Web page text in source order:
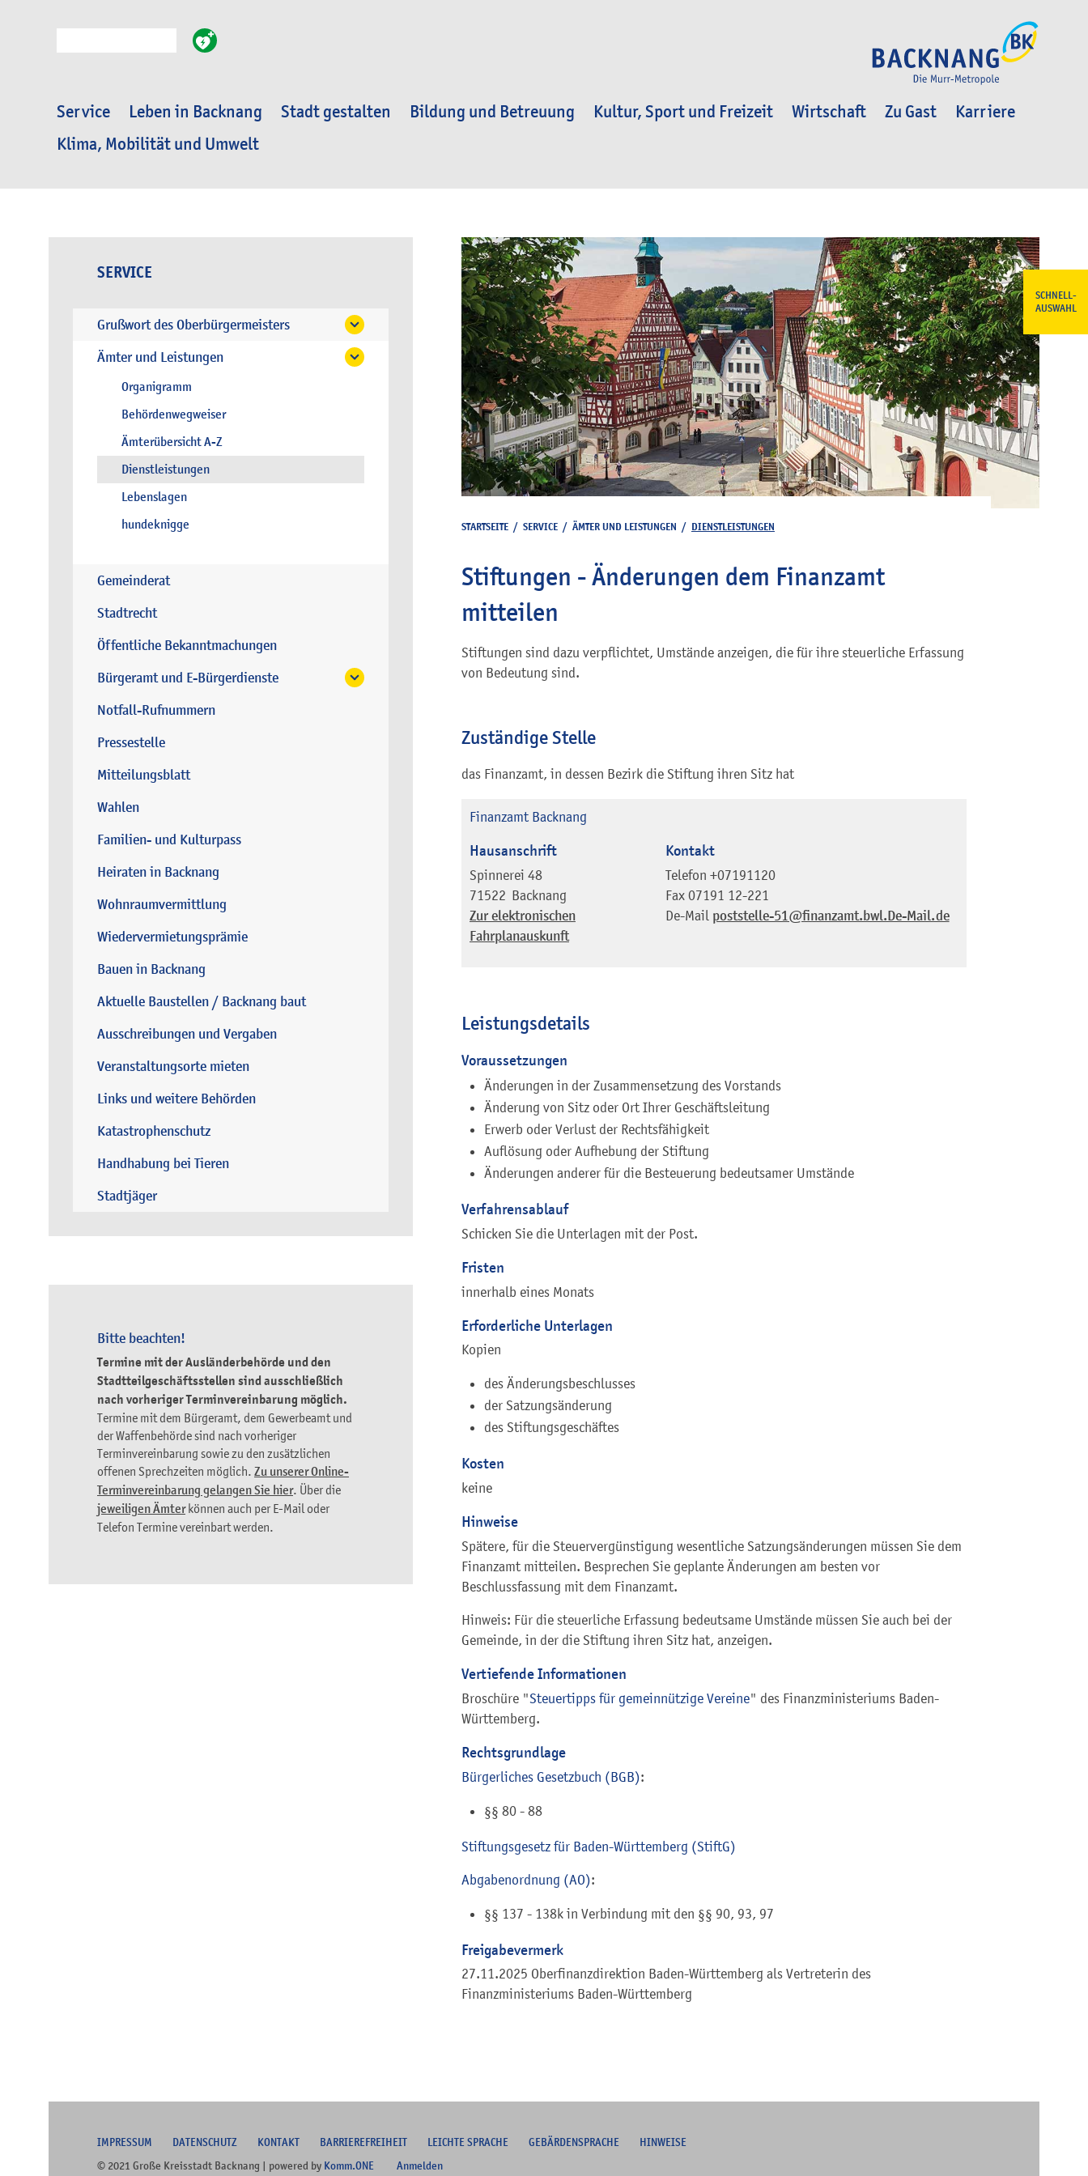
Service Leben in Backnang Stadt gestalten Bildung und Betreuung Kultur, Sport und Freizeit Wirtschaft Zu Gast
Karriere
Klima, Mobilität und Umwelt
SCHNELL-
AUSWAHL
SERVICE
Grußwort des Oberbürgermeisters
Ämter und Leistungen
Organigramm
Behördenwegweiser
Ämterübersicht A-Z
Dienstleistungen
Lebenslagen
hundeknigge
Gemeinderat
Stadtrecht
Öffentliche Bekanntmachungen
Bürgeramt und E-Bürgerdienste
Notfall-Rufnummern
Pressestelle
Mitteilungsblatt
Wahlen
Familien- und Kulturpass
Heiraten in Backnang
Wohnraumvermittlung
Wiedervermietungsprämie
Bauen in Backnang
Aktuelle Baustellen / Backnang baut
Ausschreibungen und Vergaben
Veranstaltungsorte mieten
Links und weitere Behörden
Katastrophenschutz
Handhabung bei Tieren
Stadtjäger
Bitte beachten!
Termine mit der Ausländerbehörde und den
Stadtteilgeschäftsstellen sind ausschließlich
nach vorheriger Terminvereinbarung möglich.
Termine mit dem Bürgeramt, dem Gewerbeamt und
der Waffenbehörde sind nach vorheriger
Terminvereinbarung sowie zu den zusätzlichen
offenen Sprechzeiten möglich. Zu unserer Online-
Terminvereinbarung gelangen Sie hier. Über die
jeweiligen Ämterkönnen auch per E-Mail oder
Telefon Termine vereinbart werden.
STARTSEITE / SERVICE / ÄMTER UND LEISTUNGEN / DIENSTLEISTUNGEN
Stiftungen - Änderungen dem Finanzamt
mitteilen
Stiftungen sind dazu verpflichtet, Umstände anzeigen, die für ihre steuerliche Erfassung
von Bedeutung sind.
Zuständige Stelle
das Finanzamt, in dessen Bezirk die Stiftung ihren Sitz hat
Finanzamt Backnang
Hausanschrift
Spinnerei 48
71522 Backnang
Zur elektronischen
Fahrplanauskunft
Kontakt
Telefon +07191120
Fax 07191 12-221
De-Mail poststelle-51@finanzamt.bwl.De-Mail.de
Leistungsdetails
Voraussetzungen
Änderungen in der Zusammensetzung des Vorstands
Änderung von Sitz oder Ort Ihrer Geschäftsleitung
Erwerb oder Verlust der Rechtsfähigkeit
Auflösung oder Aufhebung der Stiftung
Änderungen anderer für die Besteuerung bedeutsamer Umstände
Verfahrensablauf
Schicken Sie die Unterlagen mit der Post.
Fristen
innerhalb eines Monats
Erforderliche Unterlagen
Kopien
des Änderungsbeschlusses
der Satzungsänderung
des Stiftungsgeschäftes
Kosten
keine
Hinweise
Spätere, für die Steuervergünstigung wesentliche Satzungsänderungen müssen Sie dem
Finanzamt mitteilen. Besprechen Sie geplante Änderungen am besten vor
Beschlussfassung mit dem Finanzamt.
Hinweis: Für die steuerliche Erfassung bedeutsame Umstände müssen Sie auch bei der
Gemeinde, in der die Stiftung ihren Sitz hat, anzeigen.
Vertiefende Informationen
Broschüre "Steuertipps für gemeinnützige Vereine" des Finanzministeriums Baden-
Württemberg.
Rechtsgrundlage
Bürgerliches Gesetzbuch (BGB):
§§ 80 - 88
Stiftungsgesetz für Baden-Württemberg (StiftG)
Abgabenordnung (AO):
§§ 137 - 138k in Verbindung mit den §§ 90, 93, 97
Freigabevermerk
27.11.2025 Oberfinanzdirektion Baden-Württemberg als Vertreterin des
Finanzministeriums Baden-Württemberg
IMPRESSUM DATENSCHUTZ KONTAKT BARRIEREFREIHEIT LEICHTE SPRACHE GEBÄRDENSPRACHE
HINWEISE
© 2021 Große Kreisstadt Backnang | powered by Komm.ONE Anmelden